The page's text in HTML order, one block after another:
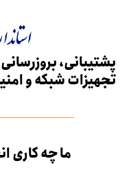
پشتیبانی،
تجهیزات شبکه و
ما چه کاری